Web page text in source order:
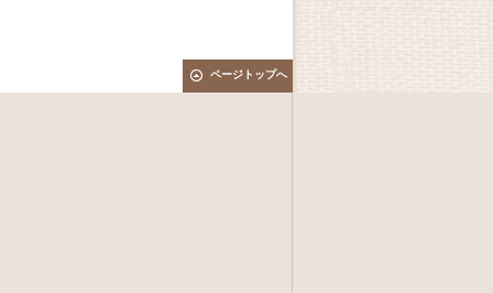
ページトップへ